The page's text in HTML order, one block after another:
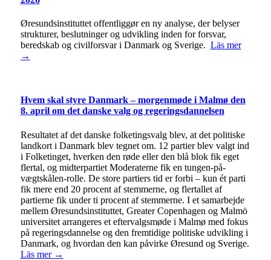
Øresundsinstituttet offentliggør en ny analyse, der belyser
strukturer, beslutninger og udvikling inden for forsvar,
beredskab og civilforsvar i Danmark og Sverige. Läs mer
→
Hvem skal styre Danmark – morgenmøde i Malmø den
8. april om det danske valg og regeringsdannelsen
Resultatet af det danske folketingsvalg blev, at det politiske
landkort i Danmark blev tegnet om. 12 partier blev valgt ind
i Folketinget, hverken den røde eller den blå blok fik eget
flertal, og midterpartiet Moderaterne fik en tungen-på-
vægtskålen-rolle. De store partiers tid er forbi – kun ét parti
fik mere end 20 procent af stemmerne, og flertallet af
partierne fik under ti procent af stemmerne. I et samarbejde
mellem Øresundsinstituttet, Greater Copenhagen og Malmö
universitet arrangeres et eftervalgsmøde i Malmø med fokus
på regeringsdannelse og den fremtidige politiske udvikling i
Danmark, og hvordan den kan påvirke Øresund og Sverige.
Läs mer →